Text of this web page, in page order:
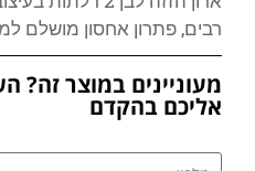
רבים, פתרון אחסון מושלם
מעוניינים במוצר זה?
אליכם בהקדם